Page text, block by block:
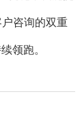
咨询的双重
领跑。